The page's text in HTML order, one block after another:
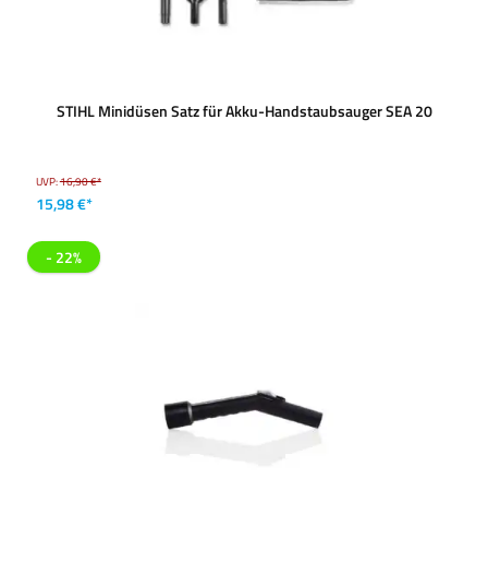
STIHL Minidüsen Satz für Akku-Handstaubsauger SEA 20
UVP:16,90 €*
15,98 €*
- 22%